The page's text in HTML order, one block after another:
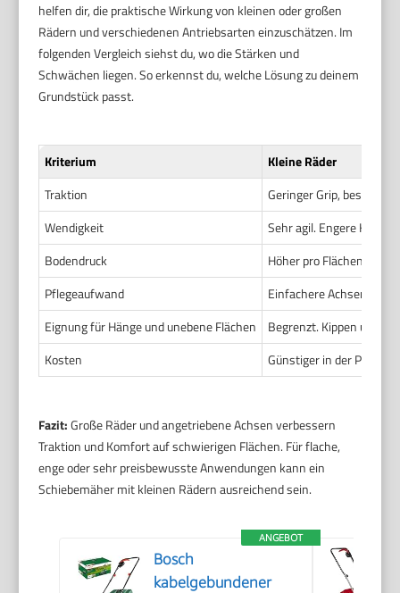
helfen dir, die praktische Wirkung von kleinen oder großen
Rädern und verschiedenen Antriebsarten einzuschätzen. Im
folgenden Vergleich siehst du, wo die Stärken und
Schwächen liegen. So erkennst du, welche Lösung zu deinem
Grundstück passt.
Kriterium
Kleine Räder
Traktion
Geringer Grip,
Wendigkeit
Sehr agil. Engere
Bodendruck
Höher pro
Pflegeaufwand
Einfachere Achsen.
Eignung für Hänge und unebene Flächen
Begrenzt. Kippen und
Kosten
Günstiger in der
Fazit:Große Räder und angetriebene Achsen verbessern
Traktion und Komfort auf schwierigen Flächen. Für flache,
enge oder sehr preisbewusste Anwendungen kann ein
Schiebemäher mit kleinen Rädern ausreichend sein.
ANGEBOT
Bosch
kabelgebundener